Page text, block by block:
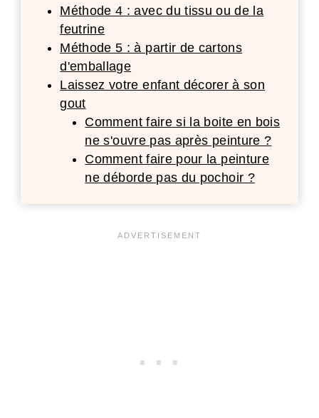
Méthode 4 : avec du tissu ou de la
feutrine
Méthode 5 : à partir de cartons
d'emballage
Laissez votre enfant décorer à son
gout
Comment faire si la boite en bois
ne s'ouvre pas après peinture ?
Comment faire pour la peinture
ne déborde pas du pochoir ?